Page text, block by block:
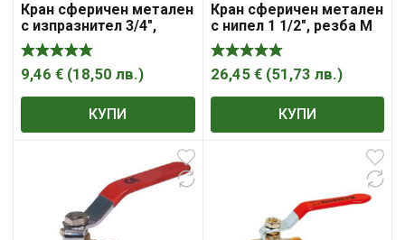
Кран сферичен метален
с изпразнител 3/4″,
резба Ж резба Ж,
Sferaco , „Syveco“
9,46 € (18,50 лв.)
КУПИ
Кран сферичен метален
с нипел 1 1/2″, резба М
резба Ж, Sferaco ,
„Syveco“
26,45 € (51,73 лв.)
КУПИ